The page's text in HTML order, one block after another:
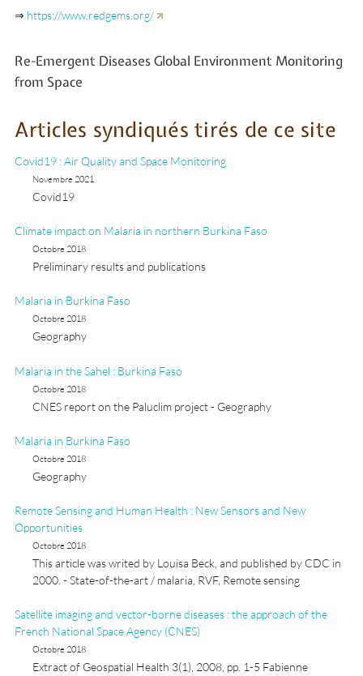
⇒ https://www.redgems.org/
Re-Emergent Diseases Global Environment Monitoring
from Space
Articles syndiqués tirés de ce site
Covid19 : Air Quality and Space Monitoring
Novembre 2021
Covid19
Climate impact on Malaria in northern Burkina Faso
Octobre 2018
Preliminary results and publications
Malaria in Burkina Faso
Octobre 2018
Geography
Malaria in the Sahel : Burkina Faso
Octobre 2018
CNES report on the Paluclim project - Geography
Malaria in Burkina Faso
Octobre 2018
Geography
Remote Sensing and Human Health : New Sensors and New
Opportunities
Octobre 2018
This article was writed by Louisa Beck, and published by CDC in
2000. - State-of-the-art / malaria, RVF, Remote sensing
Satellite imaging and vector-borne diseases : the approach of the
French National Space Agency (CNES)
Octobre 2018
Extract of Geospatial Health 3(1), 2008, pp. 1-5 Fabienne